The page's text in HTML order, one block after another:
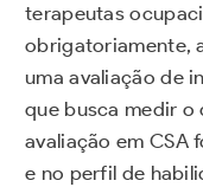
terapeutas
obrigatoriamente,
uma avaliação de
que busca medir o
avaliação em CSA
e no perfil de